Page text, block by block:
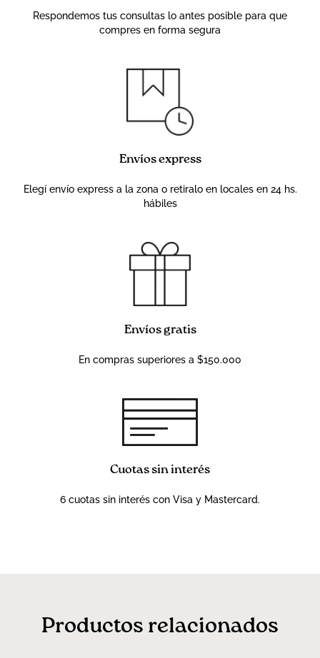
Respondemos tus consultas lo antes posible para que
compres en forma segura
Envíos express
Elegí envío express a la zona o retiralo en locales en 24 hs.
hábiles
Envíos gratis
En compras superiores a $150.000
Cuotas sin interés
6 cuotas sin interés con Visa y Mastercard.
Productos relacionados